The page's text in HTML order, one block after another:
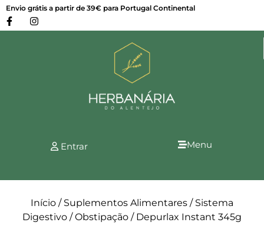
Envio grátis a partir de 39€ para Portugal Continental
Entrar Menu
Início / Suplementos Alimentares / Sistema
Digestivo /Obstipação / Depurlax Instant 345g